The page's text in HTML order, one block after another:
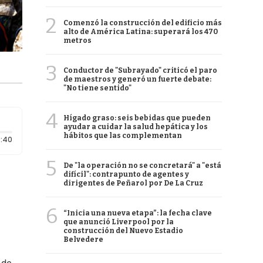
Duración: 40 segundos
2
Comenzó la construcción del edificio más
alto de América Latina: superará los 470
metros
3
Conductor de "Subrayado" criticó el paro
de maestros y generó un fuerte debate:
"No tiene sentido"
4
Hígado graso: seis bebidas que pueden
ayudar a cuidar la salud hepática y los
hábitos que las complementan
5
De "la operación no se concretará" a "está
difícil": contrapunto de agentes y
dirigentes de Peñarol por De La Cruz
6
“Inicia una nueva etapa”: la fecha clave
que anunció Liverpool por la
construcción del Nuevo Estadio
Belvedere